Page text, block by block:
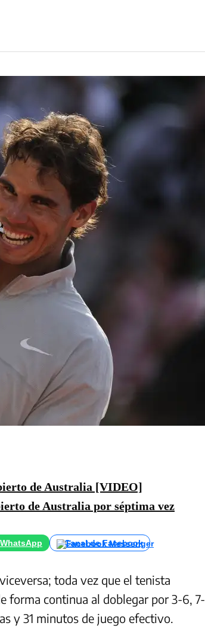
de Australia [VIDEO]
de Australia por séptima vez
Canal de Facebook
toda vez que el tenista
forma continua al doblegar por 3-6, 7-
y 31 minutos de juego efectivo.